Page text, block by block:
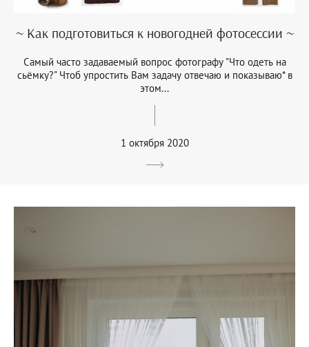
~ Как подготовиться к новогодней фотосессии ~
Самый часто задаваемый вопрос фотографу "Что одеть на
сьёмку?" Чтоб упростить Вам задачу отвечаю и показываю* в
этом...
1 октября 2020